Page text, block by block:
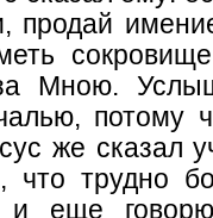
продай
Мною.
потому
же сказал
что трудно
и еще